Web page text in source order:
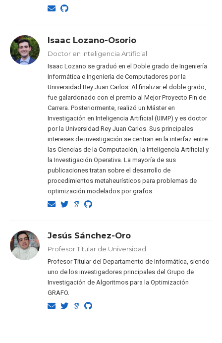
Isaac Lozano-Osorio
Doctor en Inteligencia Artificial
Isaac Lozano se graduó en el Doble grado de Ingeniería
Informática e Ingeniería de Computadores por la
Universidad Rey Juan Carlos. Al finalizar el doble grado,
fue galardonado con el premio al Mejor Proyecto Fin de
Carrera. Posteriormente, realizó un Máster en
Investigación en Inteligencia Artificial (UIMP) y es doctor
por la Universidad Rey Juan Carlos. Sus principales
intereses de investigación se centran en la interfaz entre
las Ciencias de la Computación, la Inteligencia Artificial y
la Investigación Operativa. La mayoría de sus
publicaciones tratan sobre el desarrollo de
procedimientos metaheurísticos para problemas de
optimización modelados por grafos.
Jesús Sánchez-Oro
Profesor Titular de Universidad
Profesor Titular del Departamento de Informática, siendo
uno de los investigadores principales del Grupo de
Investigación de Algoritmos para la Optimización
GRAFO.